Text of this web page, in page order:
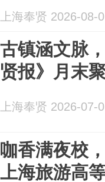
上海奉贤 2026-08-
古镇涵文脉
贤报》月末
上海奉贤 2026-07-
咖香满夜校
上海旅游高